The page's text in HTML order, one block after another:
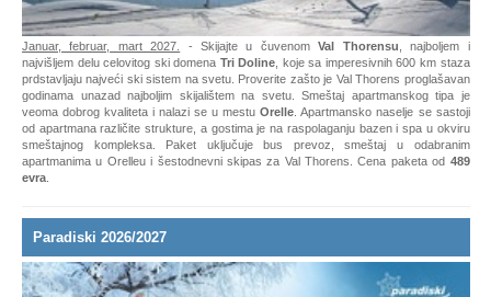
Januar, februar, mart 2027. - Skijajte u čuvenomVal Thorensu
, najboljem i
najvišljem delu celovitog ski domenaTri Doline, koje sa imperesivnih 600 km staza
prdstavljaju najveći ski sistem na svetu. Proverite zašto je Val Thorens proglašavan
godinama unazad najboljim skijalištem na svetu. Smeštaj apartmanskog tipa je
veoma dobrog kvaliteta i nalazi se u mestu
Orelle
. Apartmansko naselje se sastoji
od apartmana različite strukture, a gostima je na raspolaganju bazen i spa u okviru
smeštajnog kompleksa. Paket uključuje bus prevoz, smeštaj u odabranim
apartmanima u Orelleu i šestodnevni skipas za Val Thorens. Cena paketa od489
evra.
Paradiski 2026/2027